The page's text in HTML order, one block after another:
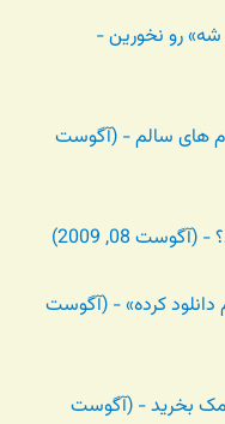
رو نخورین -
های سالم - (آگوست
08, 2009)
گربه‌ام دانلود کرده» - (آگوست
مک بخرید - (آگوست